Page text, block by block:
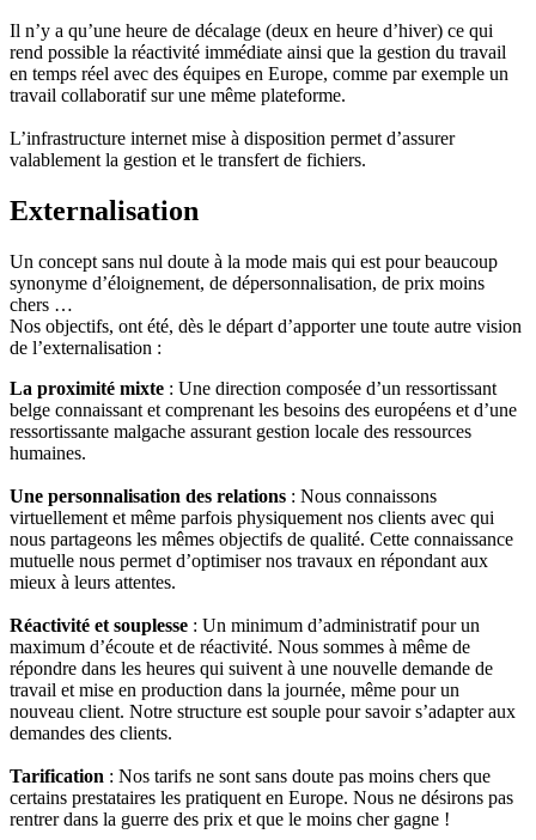
Il n’y a qu’une heure de décalage (deux en heure d’hiver) ce qui
rend possible la réactivité immédiate ainsi que la gestion du travail
en temps réel avec des équipes en Europe, comme par exemple un
travail collaboratif sur une même plateforme.
L’infrastructure internet mise à disposition permet d’assurer
valablement la gestion et le transfert de fichiers.
Externalisation
Un concept sans nul doute à la mode mais qui est pour beaucoup
synonyme d’éloignement, de dépersonnalisation, de prix moins
chers …
Nos objectifs, ont été, dès le départ d’apporter une toute autre vision
de l’externalisation :
La proximité mixte : Une direction composée d’un ressortissant
belge connaissant et comprenant les besoins des européens et d’une
ressortissante malgache assurant gestion locale des ressources
humaines.
Une personnalisation des relations : Nous connaissons
virtuellement et même parfois physiquement nos clients avec qui
nous partageons les mêmes objectifs de qualité. Cette connaissance
mutuelle nous permet d’optimiser nos travaux en répondant aux
mieux à leurs attentes.
Réactivité et souplesse : Un minimum d’administratif pour un
maximum d’écoute et de réactivité. Nous sommes à même de
répondre dans les heures qui suivent à une nouvelle demande de
travail et mise en production dans la journée, même pour un
nouveau client. Notre structure est souple pour savoir s’adapter aux
demandes des clients.
Tarification : Nos tarifs ne sont sans doute pas moins chers que
certains prestataires les pratiquent en Europe. Nous ne désirons pas
rentrer dans la guerre des prix et que le moins cher gagne !